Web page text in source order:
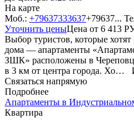
На карте
Моб.: +79637333637+79637...
Уточнить ценыЦена от 6 413
Выбор туристов, которые хотят
дома — апартаменты
ЗШК» расположены в
в 3 км от центра города. Хо…
Связаться напрямую
Подробнее
Апартаменты в
Квартира